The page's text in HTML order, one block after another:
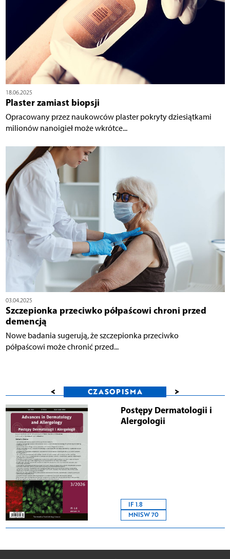
18.06.2025
Plaster zamiast biopsji
Opracowany przez naukowców plaster pokryty dziesiątkami
milionów nanoigieł może wkrótce...
03.04.2025
Szczepionka przeciwko półpaścowi chroni przed
demencją
Nowe badania sugerują, że szczepionka przeciwko
półpaścowi może chronić przed...
< CZASOPISMA >
Postępy Dermatologii i
Alergologii
IF 1.8
MNISW 70